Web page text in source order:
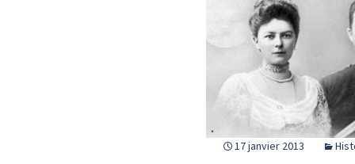
17 janvier 2013